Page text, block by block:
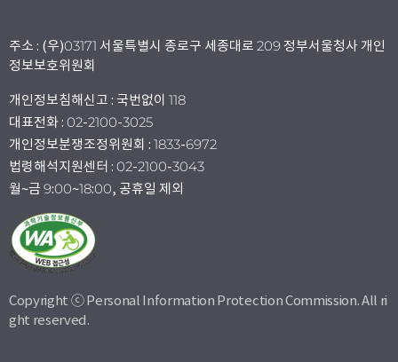
주소 : (우)03171 서울특별시 종로구 세종대로 209 정부서울청사 개인
정보보호위원회
개인정보침해신고 : 국번없이 118
대표전화 : 02-2100-3025
개인정보분쟁조정위원회 : 1833-6972
법령해석지원센터 : 02-2100-3043
월~금 9:00~18:00, 공휴일 제외
Copyright ⓒ Personal Information Protection Commission. All ri
ght reserved.